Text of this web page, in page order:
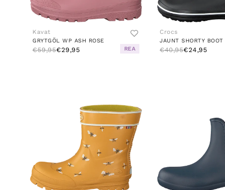
Kavat
GRYTGÖL WP ASH ROSE
€59,95€29,95 REA
Crocs
€40,95€24,95